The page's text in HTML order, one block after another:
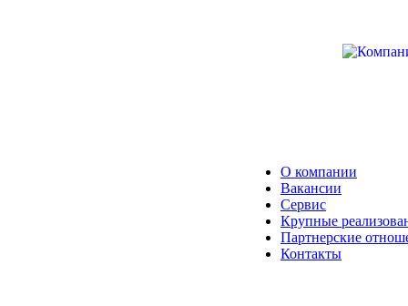
О компании
Вакансии
Сервис
Крупные
Партнерские
Контакты